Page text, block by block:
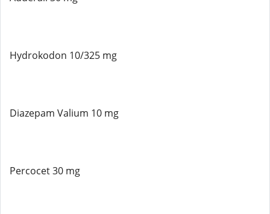
Hydrokodon 10/325 mg
Diazepam Valium 10 mg
Percocet 30 mg